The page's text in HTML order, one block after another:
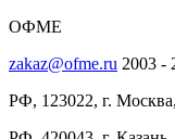
ОФМЕ
zakaz@ofme.ru 2003 -
РФ, 123022, г.